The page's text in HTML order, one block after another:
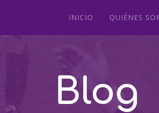
INICIO QUIÉNES
Blog